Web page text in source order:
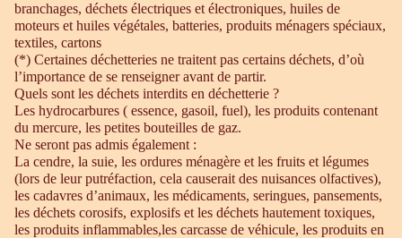
branchages, déchets électriques et électroniques, huiles de
moteurs et huiles végétales, batteries, produits ménagers spéciaux,
textiles, cartons
(*) Certaines déchetteries ne traitent pas certains déchets, d’où
l’importance de se renseigner avant de partir.
Quels sont les déchets interdits en déchetterie ?
Les hydrocarbures ( essence, gasoil, fuel), les produits contenant
du mercure, les petites bouteilles de gaz.
Ne seront pas admis également :
La cendre, la suie, les ordures ménagère et les fruits et légumes
(lors de leur putréfaction, cela causerait des nuisances olfactives),
les cadavres d’animaux, les médicaments, seringues, pansements,
les déchets corosifs, explosifs et les déchets hautement toxiques,
les produits inflammables,les carcasse de véhicule, les produits en